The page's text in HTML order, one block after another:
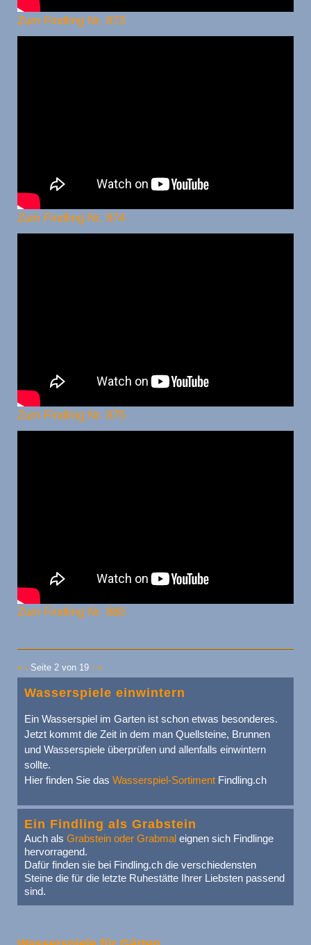
Zum Findling Nr. 873
Zum Findling Nr. 874
Zum Findling Nr. 875
Zum Findling Nr. 880
« ‹ Seite 2 von 19 › »
Wasserspiele einwintern
Ein Wasserspiel im Garten ist schon etwas besonderes.
Jetzt kommt die Zeit in dem man Quellsteine, Brunnen
und Wasserspiele überprüfen und allenfalls einwintern
sollte.
Hier finden Sie das Wasserspiel-Sortiment Findling.ch
Ein Findling als Grabstein
Auch als Grabstein oder Grabmal eignen sich Findlinge
hervorragend.
Dafür finden sie bei Findling.ch die verschiedensten
Steine die für die letzte Ruhestätte Ihrer Liebsten passend
sind.